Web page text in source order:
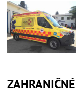
ZAHRANIČNÉ